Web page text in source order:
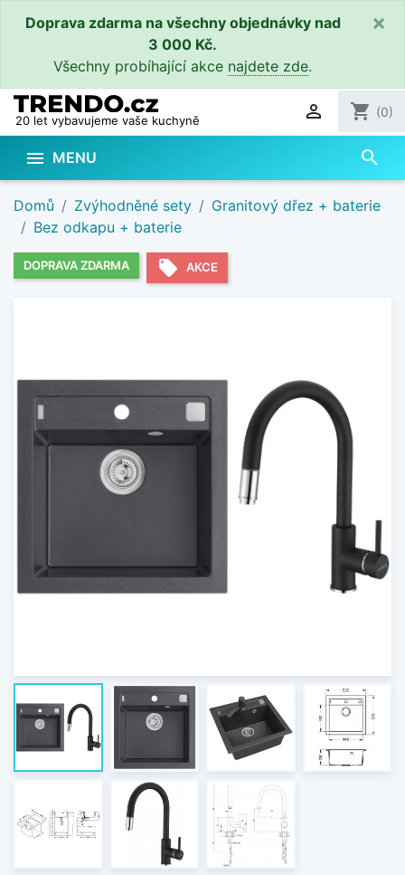
Doprava zdarma na všechny objednávky nad
3 000 Kč.
Všechny probíhající akce najdete zde.
×
20 let vybavujeme vaše kuchyně  shopping_cart (0)
 MENU search
Domů Zvýhodněné sety
Granitový dřez + baterie
Bez odkapu + baterie
DOPRAVA ZDARMA local_offer AKCE